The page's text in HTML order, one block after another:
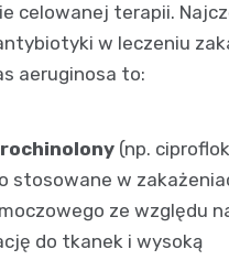
celowanej terapii.
w leczeniu
aeruginosa to:
(np.
stosowane w
ze względu
do tkanek i wysoką